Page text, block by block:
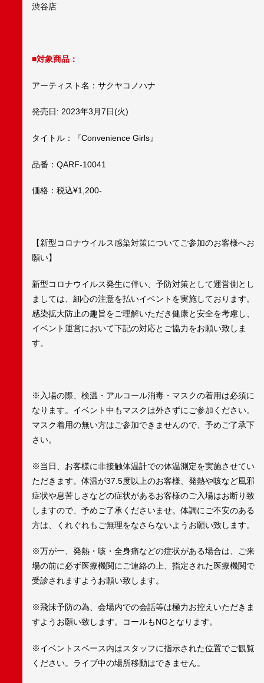
渋谷店
■対象商品：
アーティスト名：サクヤコノハナ
発売日: 2023年3月7日(火)
タイトル：『Convenience Girls』
品番：QARF-10041
価格：税込¥1,200-
【新型コロナウイルス感染対策についてご参加のお客様へお
願い】
新型コロナウイルス発生に伴い、予防対策として運営側とし
ましては、細心の注意を払いイベントを実施しております。
感染拡大防止の趣旨をご理解いただき健康と安全を考慮し、
イベント運営において下記の対応とご協力をお願い致しま
す。
※入場の際、検温・アルコール消毒・マスクの着用は必須に
なります。イベント中もマスクは外さずにご参加ください。
マスク着用の無い方はご参加できませんので、予めご了承下
さい。
※当日、お客様に非接触体温計での体温測定を実施させてい
ただきます。体温が37.5度以上のお客様、発熱や咳など風邪
症状や息苦しさなどの症状があるお客様のご入場はお断り致
しますので、予めご了承くださいませ。体調にご不安のある
方は、くれぐれもご無理をなさらないようお願い致します。
※万が一、発熱・咳・全身痛などの症状がある場合は、ご来
場の前に必ず医療機関にご連絡の上、指定された医療機関で
受診されますようお願い致します。
※飛沫予防の為、会場内での会話等は極力お控えいただきま
すようお願い致します。コールもNGとなります。
※イベントスペース内はスタッフに指示された位置でご観覧
ください。ライブ中の場所移動はできません。